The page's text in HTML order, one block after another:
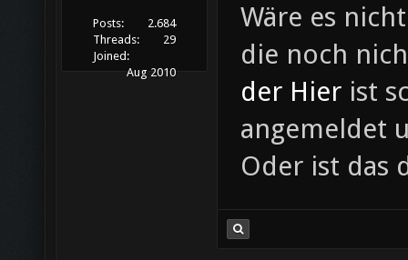
Posts:
2.684
Threads:
29
Joined:
Aug 2010
Wäre es
die noch
der Hier ist
angemeldet
Oder ist das